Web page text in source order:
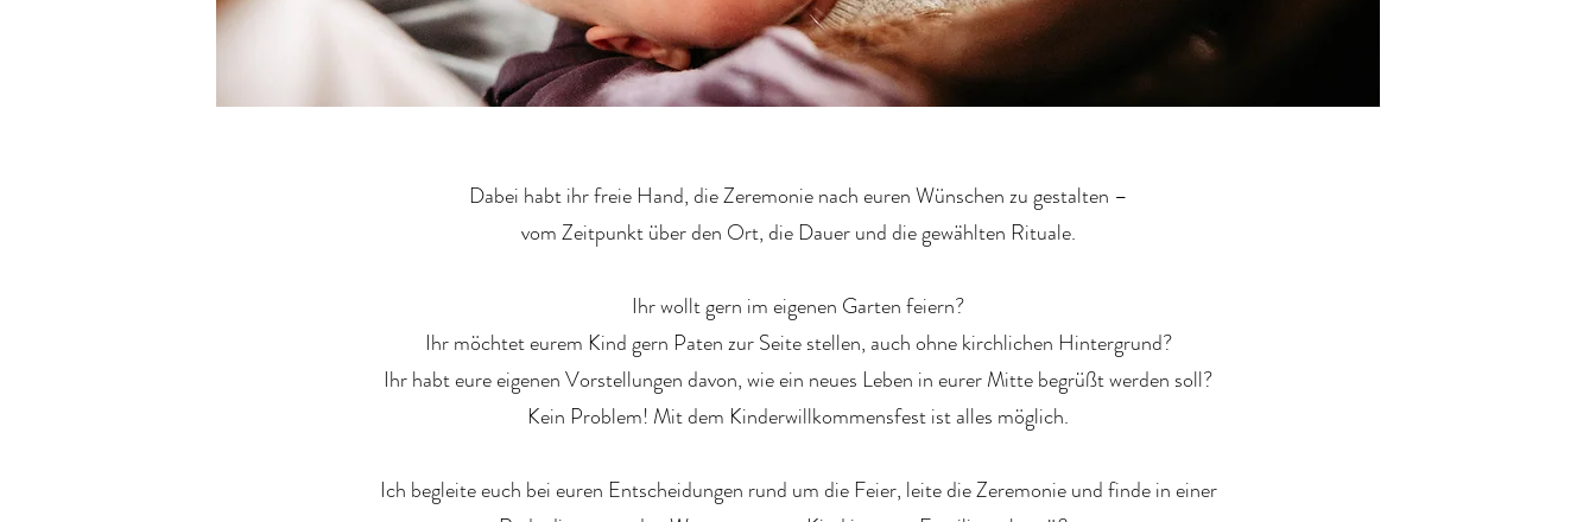
Dabei habt ihr freie Hand, die Zeremonie nach euren Wünschen zu gestalten –
vom Zeitpunkt über den Ort, die Dauer und die gewählten Rituale.
Ihr wollt gern im eigenen Garten feiern?
Ihr möchtet eurem Kind gern Paten zur Seite stellen, auch ohne kirchlichen Hintergrund?
Ihr habt eure eigenen Vorstellungen davon, wie ein neues Leben in eurer Mitte begrüßt werden soll?
Kein Problem! Mit dem Kinderwillkommensfest ist alles möglich.
Ich begleite euch bei euren Entscheidungen rund um die Feier, leite die Zeremonie und finde in einer